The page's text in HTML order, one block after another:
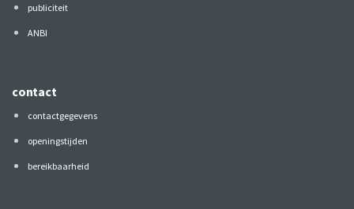
publiciteit
ANBI
contact
contactgegevens
openingstijden
bereikbaarheid